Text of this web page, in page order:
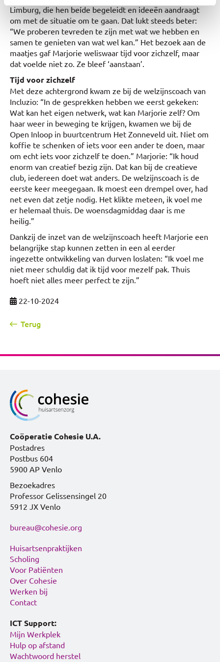
Limburg, die hen beíde begeleidt en ideeën aandraagt
om met de situatie om te gaan. Dat lukt steeds beter:
“We proberen tevreden te zijn met wat we hebben en
samen te genieten van wat wel kan.” Het bezoek aan de
maatjes gaf Marjorie weliswaar tijd voor zichzelf, maar
dat voelde niet zo. Ze bleef ‘aanstaan’.
Tijd voor zichzelf
Met deze achtergrond kwam ze bij de welzijnscoach van
Incluzio: “In de gesprekken hebben we eerst gekeken:
Wat kan het eigen netwerk, wat kan Marjorie zelf? Om
haar weer in beweging te krijgen, kwamen we bij de
Open Inloop in buurtcentrum Het Zonneveld uit. Niet om
koffie te schenken of iets voor een ander te doen, maar
om echt iets voor zichzelf te doen.” Marjorie: “Ik houd
enorm van creatief bezig zijn. Dat kan bij de creatieve
club, iedereen doet wat anders. De welzijnscoach is de
eerste keer meegegaan. Ik moest een drempel over, had
net even dat zetje nodig. Het klikte meteen, ik voel me
er helemaal thuis. De woensdagmiddag daar is me
heilig.”
Dankzij de inzet van de welzijnscoach heeft Marjorie een
belangrijke stap kunnen zetten in een al eerder
ingezette ontwikkeling van durven loslaten: “Ik voel me
niet meer schuldig dat ik tijd voor mezelf pak. Thuis
hoeft niet alles meer perfect te zijn.”
22-10-2024
Terug
Coöperatie Cohesie U.A.
Postadres
Postbus 604
5900 AP Venlo
Bezoekadres
Professor Gelissensingel 20
5912 JX Venlo
bureau@cohesie.org
Huisartsenpraktijken
Scholing
Voor Patiënten
Over Cohesie
Werken bij
Contact
ICT Support:
Mijn Werkplek
Hulp op afstand
Wachtwoord herstel